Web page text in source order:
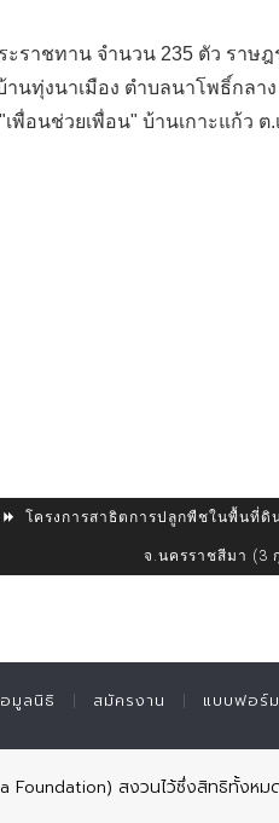
ราชทาน จำนวน 235 ตัว ราษฎ
ทุ่งนาเมือง ตำบลนาโพธิ์กลา
นช่วยเพื่อน" บ้านเกาะแก้ว ต.
โครงการสาธิตการปลูกพืชในพื้นที่ดิ
จ.นครราชสีมา (3
มูลนิธิ สมัครงาน แบบฟอร์
สงวนไว้ซึ่งสิทธิทั้งหม